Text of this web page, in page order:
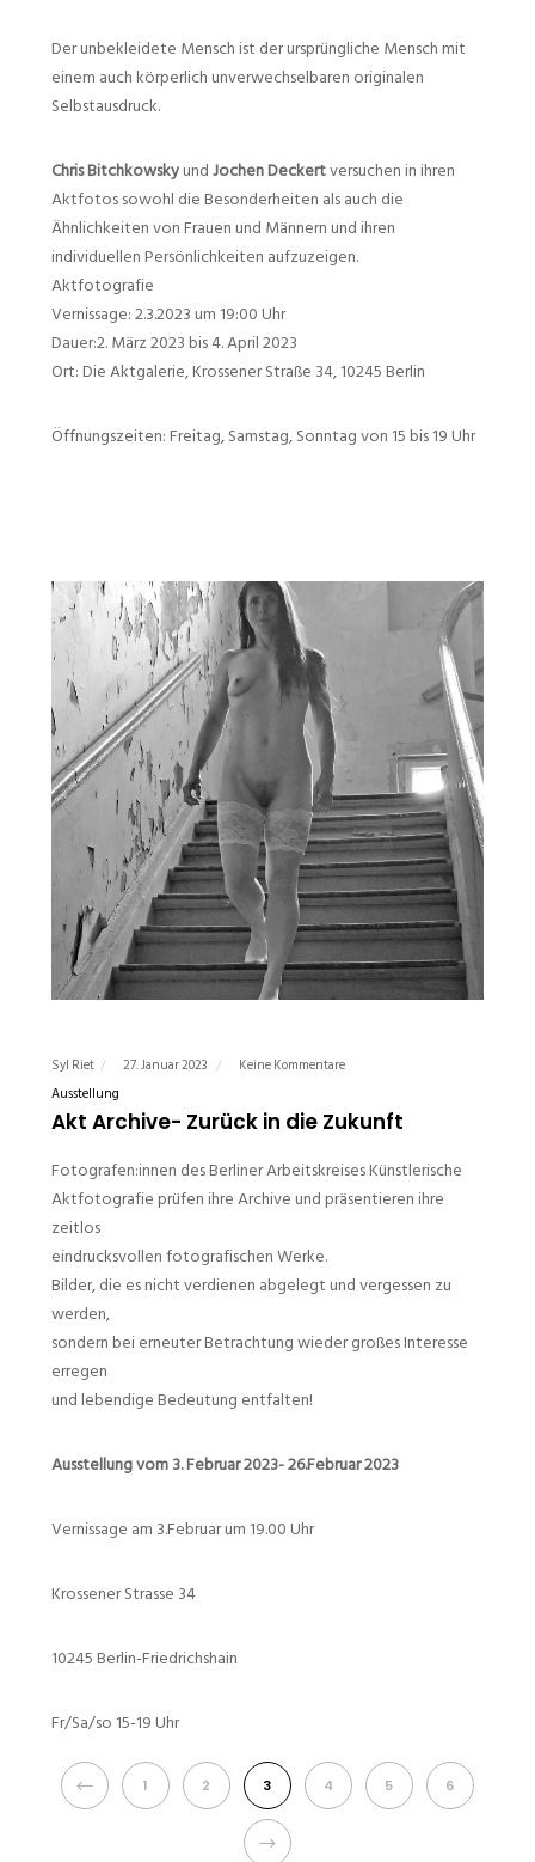
Der unbekleidete Mensch ist der ursprüngliche Mensch mit
einem auch körperlich unverwechselbaren originalen
Selbstausdruck.
Chris BitchkowskyundJochen Deckertversuchen in ihren
Aktfotos sowohl die Besonderheiten als auch die
Ähnlichkeiten von Frauen und Männern und ihren
individuellen Persönlichkeiten aufzuzeigen.
Aktfotografie
Vernissage: 2.3.2023 um 19:00 Uhr
Dauer:2. März 2023 bis 4. April 2023
Ort: Die Aktgalerie, Krossener Straße 34, 10245 Berlin
Öffnungszeiten: Freitag, Samstag, Sonntag von 15 bis 19 Uhr
Syl Riet 27. Januar 2023
Keine Kommentare
Ausstellung
Akt Archive- Zurück in die Zukunft
Fotografen:innen des Berliner Arbeitskreises Künstlerische
Aktfotografie prüfen ihre Archive und präsentieren ihre
zeitlos
eindrucksvollen fotografischen Werke.
Bilder, die es nicht verdienen abgelegt und vergessen zu
werden,
sondern bei erneuter Betrachtung wieder großes Interesse
erregen
und lebendige Bedeutung entfalten!
Ausstellung vom 3. Februar 2023- 26.Februar 2023
Vernissage am 3.Februar um 19.00 Uhr
Krossener Strasse 34
10245 Berlin-Friedrichshain
Fr/Sa/so 15-19 Uhr
PREVIOUS
1 2 3 4 5 6
NEXT